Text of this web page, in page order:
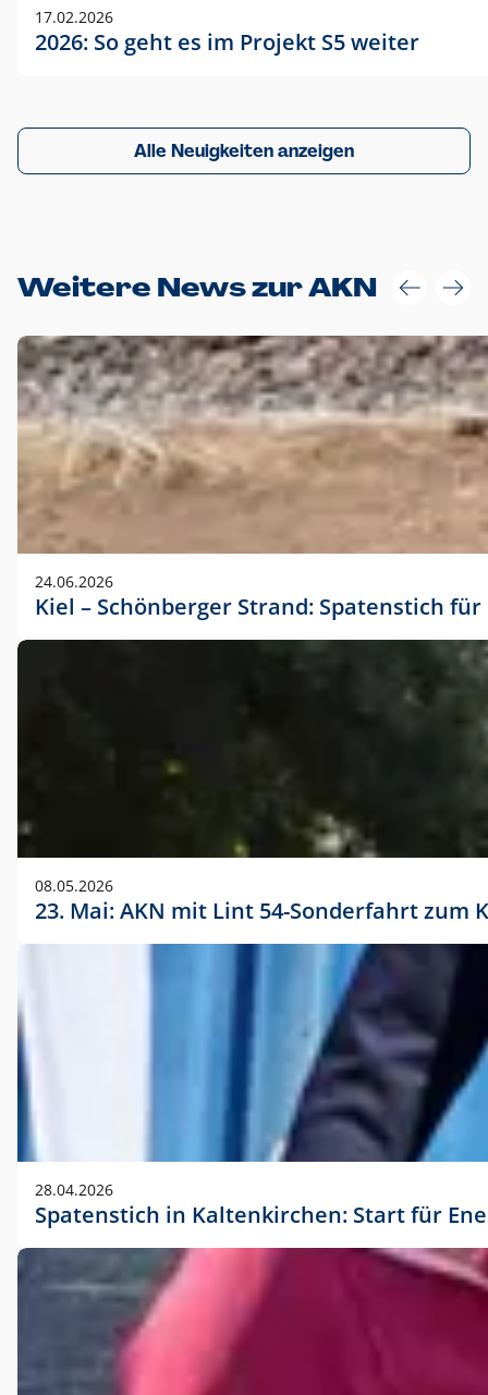
17.02.2026
2026: So geht es im Projekt S5 weiter
Alle Neuigkeiten anzeigen
Weitere News zur AKN
24.06.2026
Kiel – Schönberger Strand: Spatenstich
08.05.2026
23. Mai: AKN mit Lint 54-Sonderfahrt
28.04.2026
Spatenstich in Kaltenkirchen: Start für